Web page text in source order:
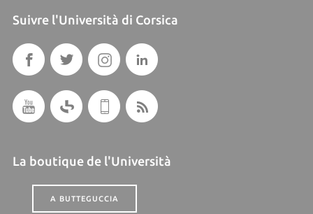
Suivre l'Università di Corsica
La boutique de l'Università
A BUTTEGUCCIA